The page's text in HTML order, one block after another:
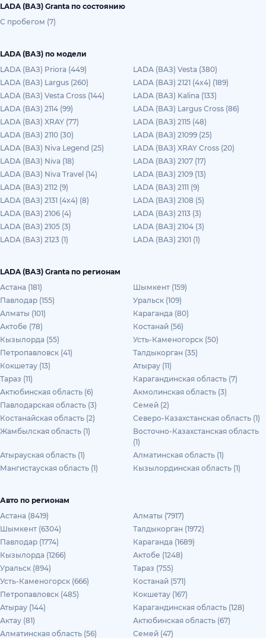
LADA (ВАЗ) Granta по состоянию
С пробегом (7)
LADA (ВАЗ) по модели
LADA (ВАЗ) Priora (449)
LADA (ВАЗ) Vesta (380)
LADA (ВАЗ) Largus (260)
LADA (ВАЗ) 2121 (4x4) (189)
LADA (ВАЗ) Vesta Cross (144)
LADA (ВАЗ) Kalina (133)
LADA (ВАЗ) 2114 (99)
LADA (ВАЗ) Largus Cross (86)
LADA (ВАЗ) XRAY (77)
LADA (ВАЗ) 2115 (48)
LADA (ВАЗ) 2110 (30)
LADA (ВАЗ) 21099 (25)
LADA (ВАЗ) Niva Legend (25)
LADA (ВАЗ) XRAY Cross (20)
LADA (ВАЗ) Niva (18)
LADA (ВАЗ) 2107 (17)
LADA (ВАЗ) Niva Travel (14)
LADA (ВАЗ) 2109 (13)
LADA (ВАЗ) 2112 (9)
LADA (ВАЗ) 2111 (9)
LADA (ВАЗ) 2131 (4x4) (8)
LADA (ВАЗ) 2108 (5)
LADA (ВАЗ) 2106 (4)
LADA (ВАЗ) 2113 (3)
LADA (ВАЗ) 2105 (3)
LADA (ВАЗ) 2104 (3)
LADA (ВАЗ) 2123 (1)
LADA (ВАЗ) 2101 (1)
LADA (ВАЗ) Granta по регионам
Астана (181)
Шымкент (159)
Павлодар (155)
Уральск (109)
Алматы (101)
Караганда (80)
Актобе (78)
Костанай (56)
Кызылорда (55)
Усть-Каменогорск (50)
Петропавловск (41)
Талдыкорган (35)
Кокшетау (13)
Атырау (11)
Тараз (11)
Карагандинская область (7)
Актюбинская область (6)
Акмолинская область (3)
Павлодарская область (3)
Семей (2)
Костанайская область (2)
Северо-Казахстанская область (1)
Жамбылская область (1)
Восточно-Казахстанская область
(1)
Атырауская область (1)
Алматинская область (1)
Мангистауская область (1)
Кызылординская область (1)
Авто по регионам
Астана (8419)
Алматы (7917)
Шымкент (6304)
Талдыкорган (1972)
Павлодар (1774)
Караганда (1689)
Кызылорда (1266)
Актобе (1248)
Уральск (894)
Тараз (755)
Усть-Каменогорск (666)
Костанай (571)
Петропавловск (485)
Кокшетау (167)
Атырау (144)
Карагандинская область (128)
Актау (81)
Актюбинская область (67)
Алматинская область (56)
Семей (47)